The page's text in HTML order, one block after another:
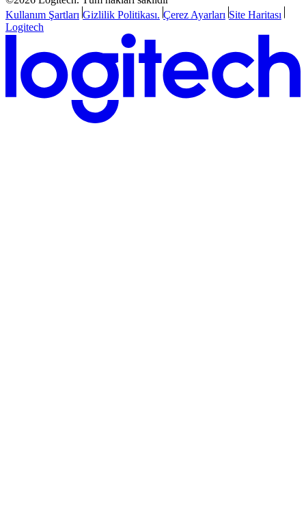
Kullanım Şartları Gizlilik Politikası. Çerez Ayarları Site Haritası
Logitech